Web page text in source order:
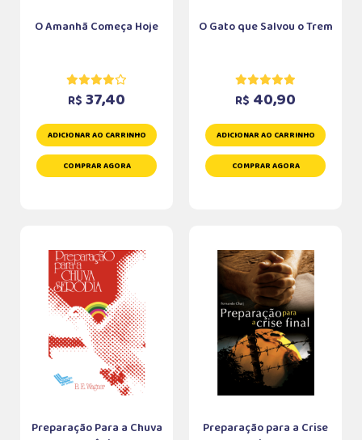
O Amanhã Começa Hoje
R$ 37,40
ADICIONAR AO CARRINHO
COMPRAR AGORA
O Gato que Salvou o Trem
R$ 40,90
ADICIONAR AO CARRINHO
COMPRAR AGORA
Preparação Para a Chuva
Preparação para a Crise